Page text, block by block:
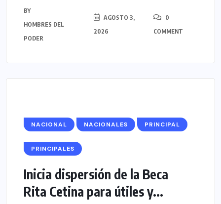
BY
HOMBRES DEL
PODER
AGOSTO 3,
2026
0
COMMENT
NACIONAL NACIONALES PRINCIPAL
PRINCIPALES
Inicia dispersión de la Beca
Rita Cetina para útiles y...